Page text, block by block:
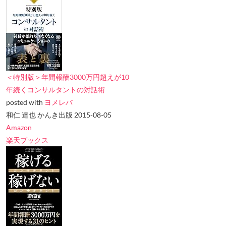
＜特別版＞年間報酬3000万円超えが10
年続くコンサルタントの対話術
posted with ヨメレバ
和仁 達也 かんき出版 2015-08-05
Amazon
楽天ブックス